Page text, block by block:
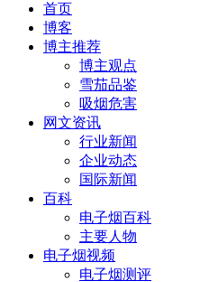
首页
博客
博主推荐
博主观点
雪茄品鉴
吸烟危害
网文资讯
行业新闻
企业动态
国际新闻
百科
电子烟百科
主要人物
电子烟视频
电子烟测评